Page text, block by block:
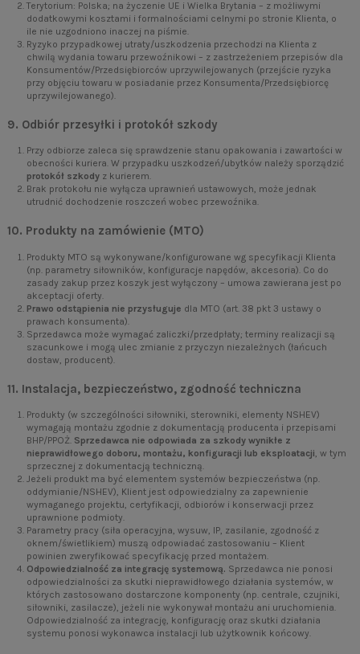
Terytorium: Polska; na życzenie UE i Wielka Brytania – z możliwymi
dodatkowymi kosztami i formalnościami celnymi po stronie Klienta, o
ile nie uzgodniono inaczej na piśmie.
Ryzyko przypadkowej utraty/uszkodzenia przechodzi na Klienta z
chwilą wydania towaru przewoźnikowi – z zastrzeżeniem przepisów dla
Konsumentów/Przedsiębiorców uprzywilejowanych (przejście ryzyka
przy objęciu towaru w posiadanie przez Konsumenta/Przedsiębiorcę
uprzywilejowanego).
9. Odbiór przesyłki i protokół szkody
Przy odbiorze zaleca się sprawdzenie stanu opakowania i zawartości w
obecności kuriera. W przypadku uszkodzeń/ubytków należy sporządzić
protokół szkody z kurierem.
Brak protokołu nie wyłącza uprawnień ustawowych, może jednak
utrudnić dochodzenie roszczeń wobec przewoźnika.
10. Produkty na zamówienie (MTO)
Produkty MTO są wykonywane/konfigurowane wg specyfikacji Klienta
(np. parametry siłowników, konfiguracje napędów, akcesoria). Co do
zasady zakup przez koszyk jest wyłączony – umowa zawierana jest po
akceptacji oferty.
Prawo odstąpienia nie przysługuje dla MTO (art. 38 pkt 3 ustawy o
prawach konsumenta).
Sprzedawca może wymagać zaliczki/przedpłaty; terminy realizacji są
szacunkowe i mogą ulec zmianie z przyczyn niezależnych (łańcuch
dostaw, producent).
11. Instalacja, bezpieczeństwo, zgodność techniczna
Produkty (w szczególności siłowniki, sterowniki, elementy NSHEV)
wymagają montażu zgodnie z dokumentacją producenta i przepisami
BHP/PPOŻ. Sprzedawca nie odpowiada za szkody wynikłe z
nieprawidłowego doboru, montażu, konfiguracji lub eksploatacji, w tym
sprzecznej z dokumentacją techniczną.
Jeżeli produkt ma być elementem systemów bezpieczeństwa (np.
oddymianie/NSHEV), Klient jest odpowiedzialny za zapewnienie
wymaganego projektu, certyfikacji, odbiorów i konserwacji przez
uprawnione podmioty.
Parametry pracy (siła operacyjna, wysuw, IP, zasilanie, zgodność z
oknem/świetlikiem) muszą odpowiadać zastosowaniu – Klient
powinien zweryfikować specyfikację przed montażem.
Odpowiedzialność za integrację systemową. Sprzedawca nie ponosi
odpowiedzialności za skutki nieprawidłowego działania systemów, w
których zastosowano dostarczone komponenty (np. centrale, czujniki,
siłowniki, zasilacze), jeżeli nie wykonywał montażu ani uruchomienia.
Odpowiedzialność za integrację, konfigurację oraz skutki działania
systemu ponosi wykonawca instalacji lub użytkownik końcowy.